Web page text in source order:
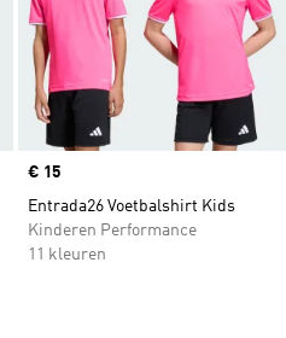
Price
€ 15
Entrada26 Voetbalshirt Kids
Kinderen Performance
11 kleuren